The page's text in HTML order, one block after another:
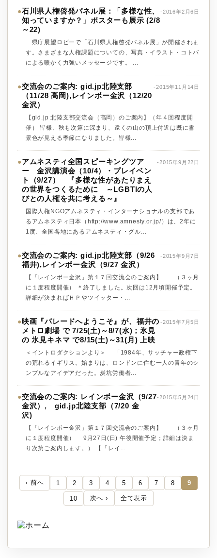
●石川県人権啓発パネル展：「多様な性、
知っていますか？」ポスターも展示 (2/8
～22)
-2016年2月6日
県庁展望ロビーで「石川県人権啓発パネル展」が開催されま
す。さまざまな人権課題についての、写真・イラスト・コトバ
による暖かく力強いメッセージです。 ...
●交流会のご案内: gid.jp北陸支部
（11/28 高岡),レインボー金沢（12/20
金沢）
-2015年11月14日
【gid.jp 北陸支部交流会（高岡）のご案内】（年４回程度開
催） 皆様、秋も次第に深まり、遠くの山の頂上付近は既に雪
景色が見える季節になりました。皆様...
●アムネスティ全国スピーキングツア
ー 金沢講演会（10/4）・プレイベン
ト（9/27） 『多様な性があたりまえ
の世界をつくるために ～LGBTIの人
びとの人権を共に考える～』
-2015年9月22日
国際人権NGOアムネスティ・インターナショナルの支部であ
るアムネスティ日本（http://www.amnesty.or.jp/）は、2年に
1度、全国各地にあるアムネスティ・グル...
●交流会のご案内: gid.jp北陸支部（9/26
福井),レインボー金沢（9/27 金沢）
-2015年9月7日
【「レインボー金沢」第１７回交流会のご案内】 （３ヶ月
に１度程度開催） ＊終了しました。次回は12月頃開催予定。
詳細が決まればＨＰやツイッター・...
●映画『パレードへようこそ』が、福井の
メトロ劇場 で 7/25(土)～8/7(水)；氷見
の 氷見キネマ で8/15(土)～31(月) 上映
-2015年7月5日
＜イントロダクションより＞ 「1984年、サッチャー政権下
の荒れるイギリス。始まりは、ロンドンに住む一人の青年のシ
ンプルなアイデアだった。炭坑労働者...
●交流会のご案内: レインボー金沢（9/27
金沢）, gid.jp北陸支部（7/20 金
沢)
-2015年5月24日
【「レインボー金沢」第１７回交流会のご案内】 （３ヶ月
に１度程度開催） 9月27日(日) 午後開催予定；詳細は決ま
り次第ご案内します。） 【「レイ...
‹ 前へ 1 2 3 4 5 6 7 8 9
10 次へ › 全て表示